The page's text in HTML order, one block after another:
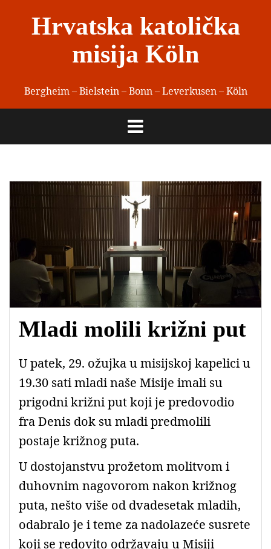
Hrvatska katolička
misija Köln
Bergheim – Bielstein – Bonn – Leverkusen – Köln
Mladi molili križni put
U patek, 29. ožujka u misijskoj kapelici u
19.30 sati mladi naše Misije imali su
prigodni križni put koji je predovodio
fra Denis dok su mladi predmolili
postaje križnog puta.
U dostojanstvu prožetom molitvom i
duhovnim nagovorom nakon križnog
puta, nešto više od dvadesetak mladih,
odabralo je i teme za nadolazeće susrete
koji se redovito održavaju u Misiji